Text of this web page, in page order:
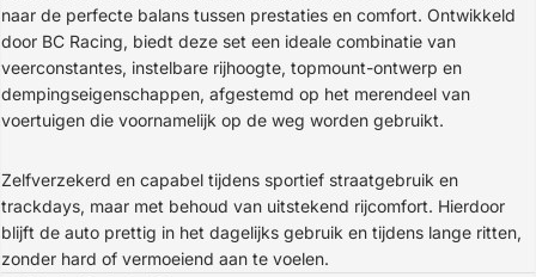
naar de perfecte balans tussen prestaties en comfort. Ontwikkeld
door BC Racing, biedt deze set een ideale combinatie van
veerconstantes, instelbare rijhoogte, topmount-ontwerp en
dempingseigenschappen, afgestemd op het merendeel van
voertuigen die voornamelijk op de weg worden gebruikt.
Zelfverzekerd en capabel tijdens sportief straatgebruik en
trackdays, maar met behoud van uitstekend rijcomfort. Hierdoor
blijft de auto prettig in het dagelijks gebruik en tijdens lange ritten,
zonder hard of vermoeiend aan te voelen.